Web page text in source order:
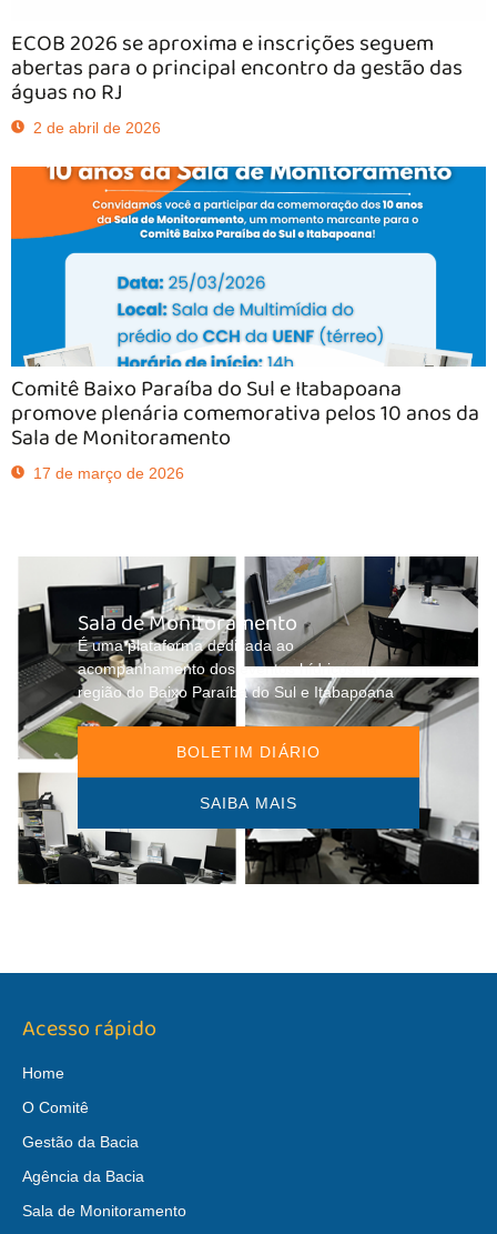
ECOB 2026 se aproxima e inscrições seguem
abertas para o principal encontro da gestão das
águas no RJ
2 de abril de 2026
Comitê Baixo Paraíba do Sul e Itabapoana
promove plenária comemorativa pelos 10 anos da
Sala de Monitoramento
17 de março de 2026
Sala de Monitoramento
É uma plataforma dedicada ao
acompanhamento dos eventos hídricos na
região do Baixo Paraíba do Sul e Itabapoana
BOLETIM DIÁRIO
SAIBA MAIS
Acesso rápido
Home
O Comitê
Gestão da Bacia
Agência da Bacia
Sala de Monitoramento